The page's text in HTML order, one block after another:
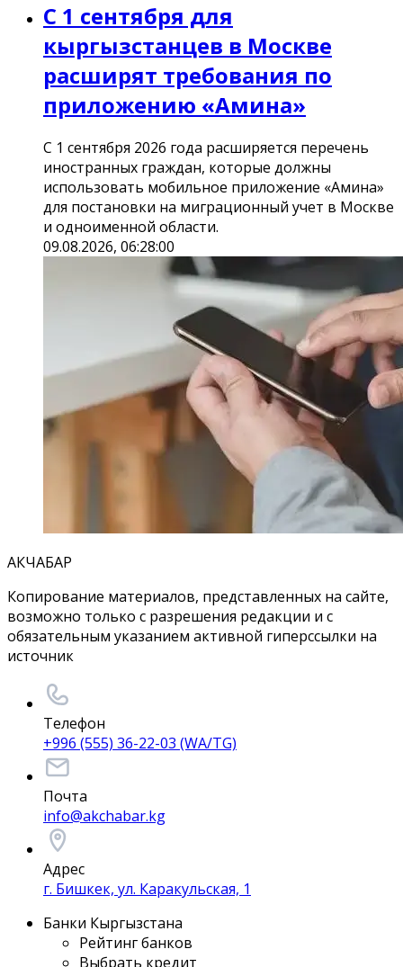
С 1 сентября для
кыргызстанцев в Москве
расширят требования по
приложению «Амина»
С 1 сентября 2026 года расширяется перечень
иностранных граждан, которые должны
использовать мобильное приложение «Амина»
для постановки на миграционный учет в Москве
и одноименной области.
09.08.2026, 06:28:00
АКЧАБАР
Копирование материалов, представленных на сайте,
возможно только с разрешения редакции и с
обязательным указанием активной гиперссылки на
источник
Телефон
+996 (555) 36-22-03 (WA/TG)
Почта
info@akchabar.kg
Адрес
г. Бишкек, ул. Каракульская, 1
Банки Кыргызстана
Рейтинг банков
Выбрать кредит